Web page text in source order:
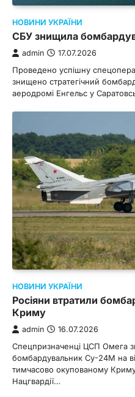
НОВИНИ УКРАЇНИ
СБУ знищила
admin 17.07.2026
Проведено успішну
знищено стратегічний
аеродромі Енгельс у
НОВИНИ УКРАЇНИ
Росіяни втратили
Криму
admin 16.07.2026
Спецпризначенці ЦСП Омега
бомбардувальник Су-24М на
тимчасово окупованому
Нацгвардії…